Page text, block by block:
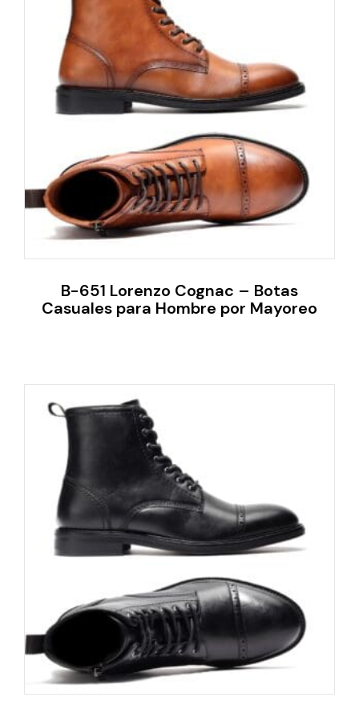
B-651 Lorenzo Cognac – Botas
Casuales para Hombre por Mayoreo